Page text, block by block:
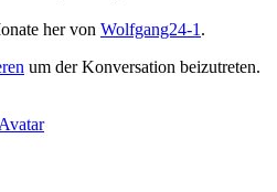
her von Wolfgang24-1 .
um der Konversation beizutreten.